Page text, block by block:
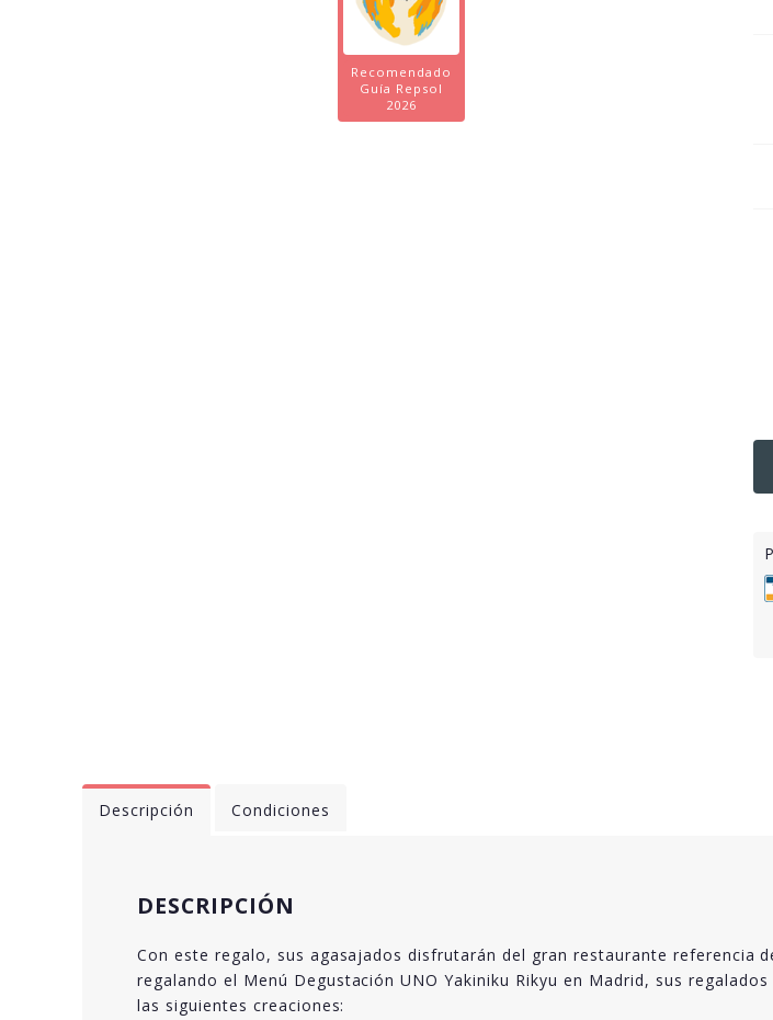
Recomendado
Guía Repsol
2026
Descripción Condiciones
DESCRIPCIÓN
Con este regalo, sus agasajados disfrutarán del gran restaurante referencia
regalando el Menú Degustación UNO Yakiniku Rikyu en Madrid, sus
las siguientes creaciones: